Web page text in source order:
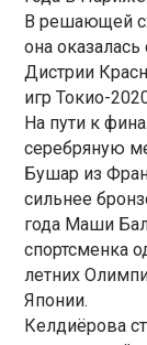
В решающей
она
Дистрии
игр Токио-
На пути к
серебряную
Бушар из
сильнее
года Маши
спортсменка
летних
Японии.
Келдиёрова